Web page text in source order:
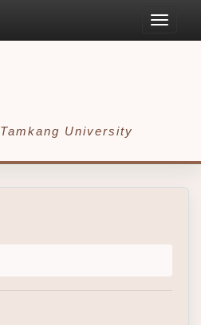
Toggle
Tamkang University